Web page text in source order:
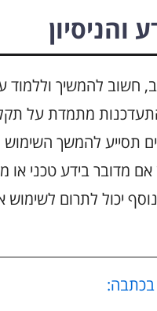
והניסיון
חשוב להמשיך וללמוד
מתמדת על
תסייע להמשך השימוש
אם מדובר בידע טכני או
יכול לתרום לשימוש
בכתבה: